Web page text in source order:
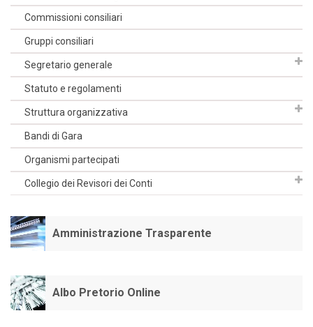
Commissioni consiliari
Gruppi consiliari
Segretario generale
Statuto e regolamenti
Struttura organizzativa
Bandi di Gara
Organismi partecipati
Collegio dei Revisori dei Conti
Amministrazione Trasparente
Albo Pretorio Online